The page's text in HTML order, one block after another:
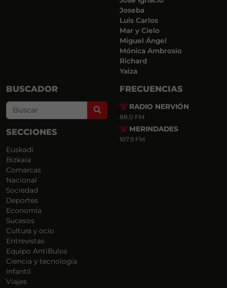
Joseba
Luis Carlos
Mar y Cielo
Miguel Ángel
Mónica Ambrosio
Richard
Yaiza
BUSCADOR
Search
SECCIONES
Euskadi
Bizkaia
Comarcas
Nacional
Sociedad
Deportes
Economía
Sucesos
Cultura y ocio
Entrevistas
Equipo AntiBulos
Ciencia y tecnología
Infantil
Viajes
FRECUENCIAS
RADIO NERVIÓN
88.0 FM
MERINDADES
107.9 FM